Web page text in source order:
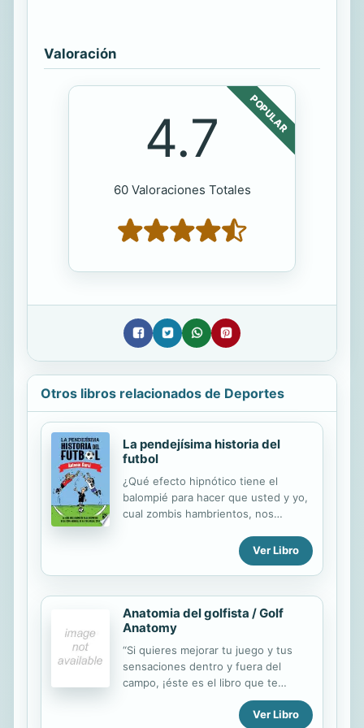
Valoración
POPULAR
4.7
60 Valoraciones Totales
Otros libros relacionados de Deportes
La pendejísima historia del
futbol
¿Qué efecto hipnótico tiene el
balompié para hacer que usted y yo,
cual zombis hambrientos, nos
reforma fiscal, los maestros de la
CNTE y las decisiones de la clase
política para sentarnos frente al
televisor y observar en éxtasis cómo
22 individuos se pelean por un balón
durante 90 minutos? Para tratar de
responder a esta pregunta, Antonio
Garci elabora un recuento histórico,
algo histérico y sí, muy histriónico,
sobre los absurdos más inverosímiles
del futbol: desde su invención hasta
el nacimiento de la FIFA y la
Ver Libro
Anatomia del golfista / Golf
Anatomy
“Si quieres mejorar tu juego y tus
sensaciones dentro y fuera del
campo, ¡éste es el libro que te
conviene!” —Sean O’Hair. Rookie del
Año 2005 de la PGA. Miembro del
Ver Libro